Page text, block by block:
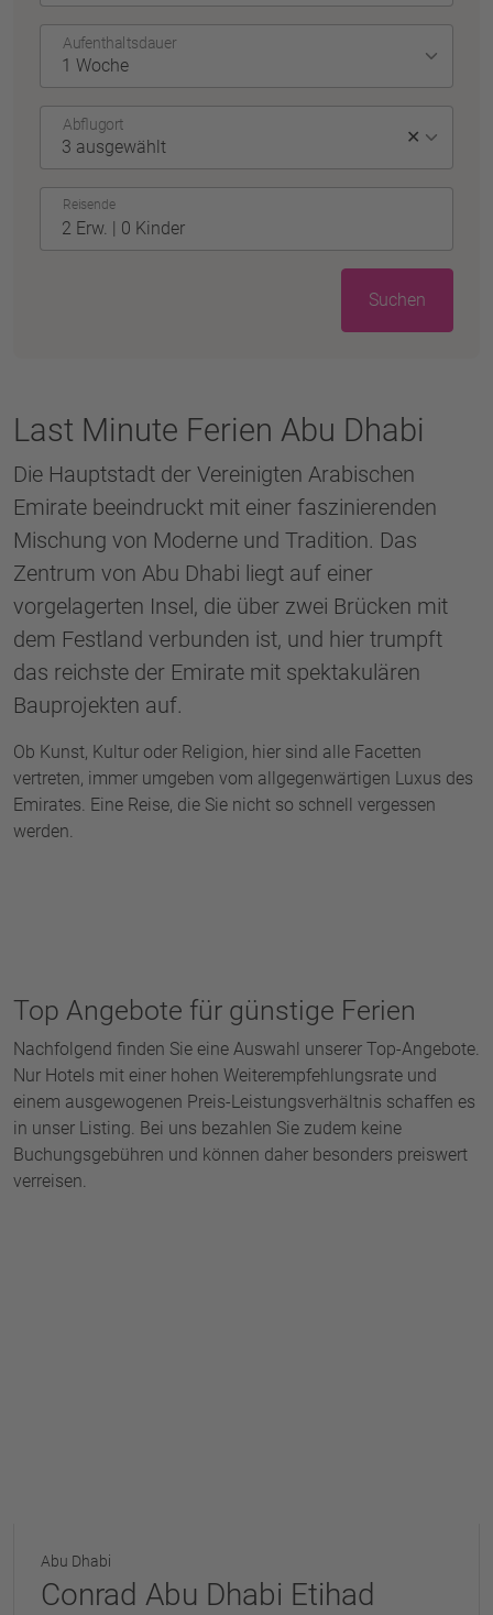
Aufenthaltsdauer
✕
Abflugort
Reisende
Suchen
Last Minute Ferien Abu Dhabi
Die Hauptstadt der Vereinigten Arabischen
Emirate beeindruckt mit einer faszinierenden
Mischung von Moderne und Tradition. Das
Zentrum von Abu Dhabi liegt auf einer
vorgelagerten Insel, die über zwei Brücken mit
dem Festland verbunden ist, und hier trumpft
das reichste der Emirate mit spektakulären
Bauprojekten auf.
Ob Kunst, Kultur oder Religion, hier sind alle Facetten
vertreten, immer umgeben vom allgegenwärtigen Luxus des
Emirates. Eine Reise, die Sie nicht so schnell vergessen
werden.
Top Angebote für günstige Ferien
Nachfolgend finden Sie eine Auswahl unserer Top-Angebote.
Nur Hotels mit einer hohen Weiterempfehlungsrate und
einem ausgewogenen Preis-Leistungsverhältnis schaffen es
in unser Listing. Bei uns bezahlen Sie zudem keine
Buchungsgebühren und können daher besonders preiswert
verreisen.
Abu Dhabi
Conrad Abu Dhabi Etihad